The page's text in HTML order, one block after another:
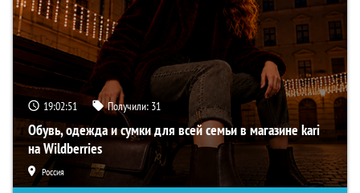
19:02:50 Получили: 31
Обувь, одежда и сумки для всей семьи в магазине kari
на Wildberries
Россия